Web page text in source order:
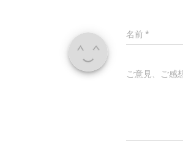
名前*
ご意見、ご感